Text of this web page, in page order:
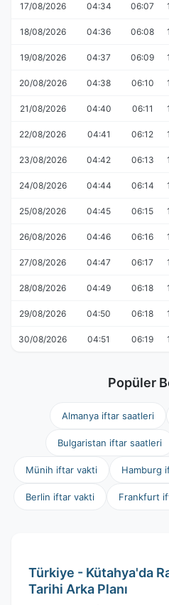
17/08/2026 04:34 06:07
18/08/2026 04:36 06:08
19/08/2026 04:37 06:09
20/08/2026 04:38 06:10
21/08/2026 04:40 06:11
22/08/2026 04:41 06:12
23/08/2026 04:42 06:13
24/08/2026 04:44 06:14
25/08/2026 04:45 06:15
26/08/2026 04:46 06:16
27/08/2026 04:47 06:17
28/08/2026 04:49 06:18
29/08/2026 04:50 06:18
30/08/2026 04:51 06:19
Popüler
Almanya iftar saatleri
Bulgaristan iftar saatleri
Münih iftar vakti Hamburg
Berlin iftar vakti Frankfurt
Türkiye - Kütahya'da
Tarihi Arka Planı